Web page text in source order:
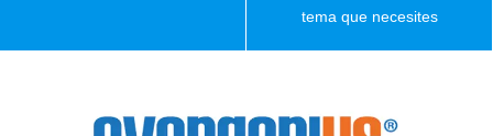
tema que necesites